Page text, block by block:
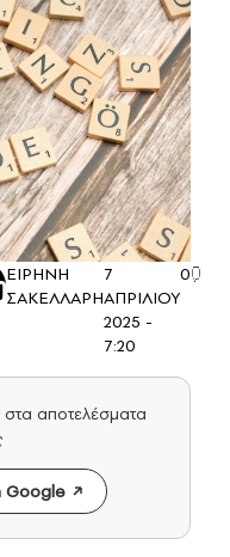
ΕΙΡΗΝΗ
ΣΑΚΕΛΛΑΡΗ
7
ΑΠΡΙΛΙΟΥ
2025 -
7:20
0
αποτελέσματα
Google